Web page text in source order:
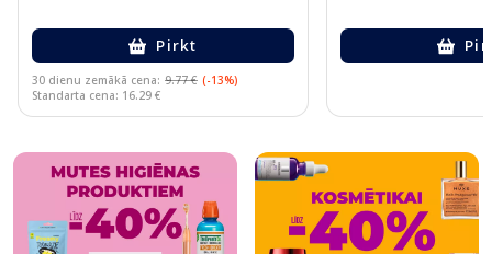
Pirkt
30 dienu zemākā cena: 9.77 € (-13%)
Standarta cena: 16.29 €